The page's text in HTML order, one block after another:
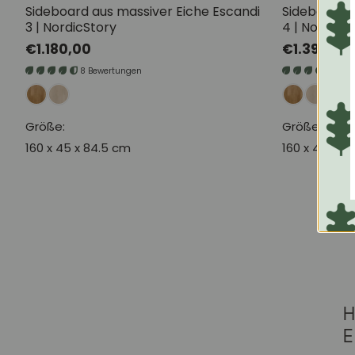
Sideboard aus massiver Eiche Escandi
3 | NordicStory
Normaler
Preis
€1.180,00
8 Bewertungen
Größe:
160 x 45 x 84.5 cm
Sideboard
4 |
Normaler
Preis
€1.390,00
Größe:
160 x 45 x